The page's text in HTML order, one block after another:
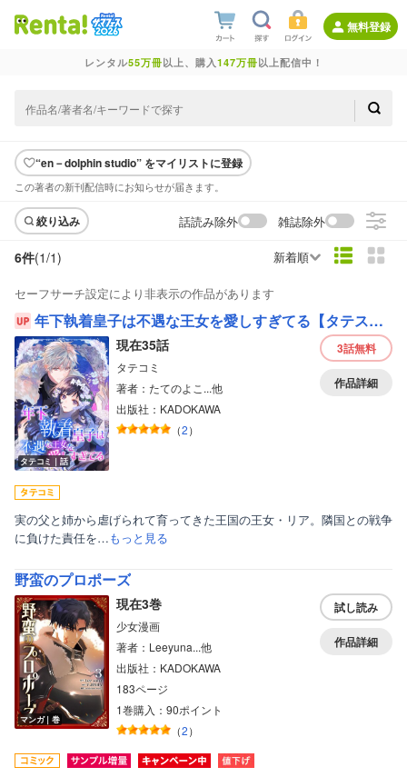
無料登録
レンタル55万冊以上、購入147万冊以上配信中！
“en－dolphin studio” をマイリストに登録
この著者の新刊配信時にお知らせが届きます。
絞り込み 話読み除外 雑誌除外
6件(1/1) 新着順
セーフサーチ設定により非表示の作品があります
年下執着皇子は不遇な王女を愛しすぎてる【タテスク】【フルカラー】
タテコミ｜話
現在35話
タテコミ
著者：たてのよこ...他
出版社：KADOKAWA
（2）
3話無料
作品詳細
実の父と姉から虐げられて育ってきた王国の王女・リア。隣国との戦争
に負けた責任を…もっと見る
野蛮のプロポーズ
マンガ｜巻
現在3巻
少女漫画
著者：Leeyuna...他
出版社：KADOKAWA
183ページ
1巻購入：90ポイント
（2）
試し読み
作品詳細